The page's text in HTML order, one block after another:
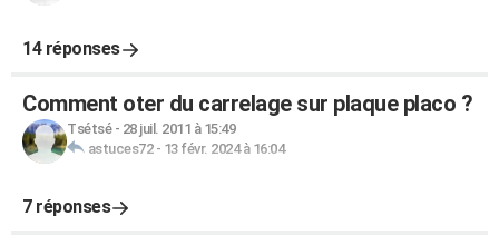
14 réponses
Comment oter du carrelage sur plaque placo ?
Tsétsé- 28 juil. 2011 à 15:49
astuces72- 13 févr. 2024 à 16:04
7 réponses